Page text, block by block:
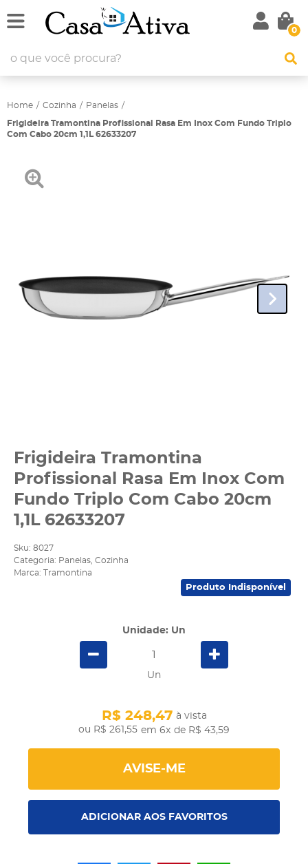
0
Home Cozinha Panelas
Frigideira Tramontina Profissional Rasa Em Inox Com Fundo Triplo
Com Cabo 20cm 1,1L 62633207
Frigideira Tramontina
Profissional Rasa Em Inox Com
Fundo Triplo Com Cabo 20cm
1,1L 62633207
Sku: 8027
Categoria: Panelas Cozinha
Marca:
Tramontina
Produto Indisponível
Unidade: Un
Un
R$ 261,55
R$ 248,47 à vista
em 6x de R$ 43,59
AVISE-ME
ADICIONAR AOS FAVORITOS